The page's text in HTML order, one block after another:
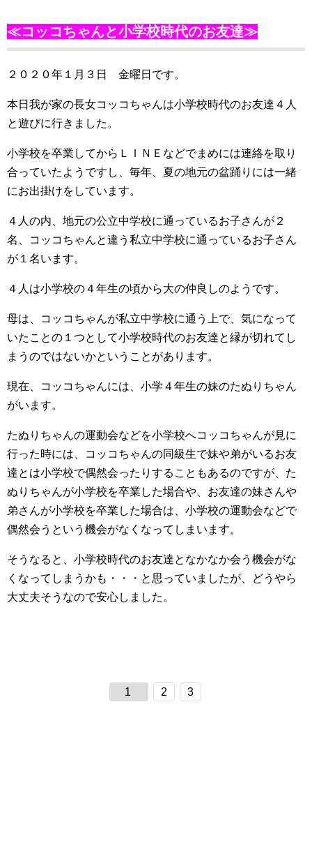
≪コッコちゃんと小学校時代のお友達≫
２０２０年１月３日 金曜日です。
本日我が家の長女コッコちゃんは小学校時代のお友達４人
と遊びに行きました。
小学校を卒業してからＬＩＮＥなどでまめには連絡を取り
合っていたようですし、毎年、夏の地元の盆踊りには一緒
にお出掛けをしています。
４人の内、地元の公立中学校に通っているお子さんが２
名、コッコちゃんと違う私立中学校に通っているお子さん
が１名います。
４人は小学校の４年生の頃から大の仲良しのようです。
母は、コッコちゃんが私立中学校に通う上で、気になって
いたことの１つとして小学校時代のお友達と縁が切れてし
まうのではないかということがあります。
現在、コッコちゃんには、小学４年生の妹のたぬりちゃん
がいます。
たぬりちゃんの運動会などを小学校へコッコちゃんが見に
行った時には、コッコちゃんの同級生で妹や弟がいるお友
達とは小学校で偶然会ったりすることもあるのですが、た
ぬりちゃんが小学校を卒業した場合や、お友達の妹さんや
弟さんが小学校を卒業した場合は、小学校の運動会などで
偶然会うという機会がなくなってしまいます。
そうなると、小学校時代のお友達となかなか会う機会がな
くなってしまうかも・・・と思っていましたが、どうやら
大丈夫そうなので安心しました。
1 2 3